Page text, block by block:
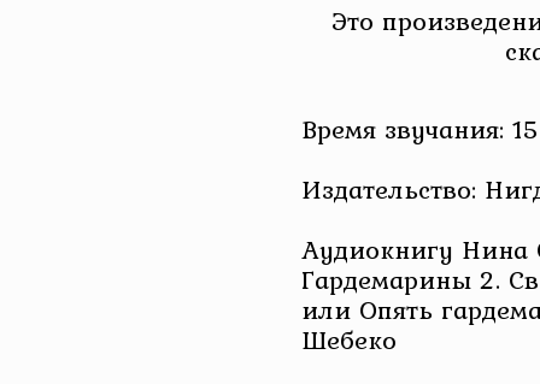
Это
Время звучания:
Издательство:
Аудиокнигу Нина
Гардемарины 2.
или Опять
Шебеко